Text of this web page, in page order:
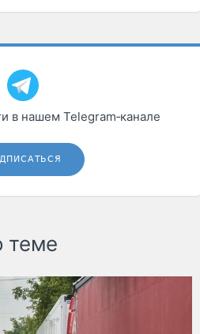
в нашем Telegram‑канале
теме